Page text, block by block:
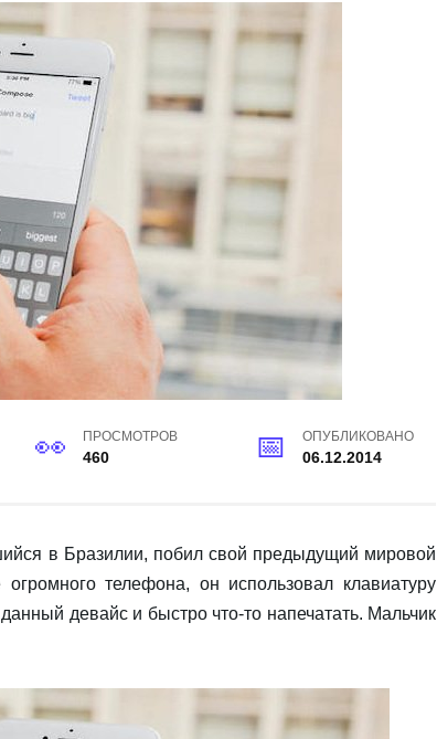
ПРОСМОТРОВ
460
ОПУБЛИКОВАНО
06.12.2014
в Бразилии, побил свой предыдущий мировой
телефона, он использовал клавиатуру
девайс и быстро что-то напечатать. Мальчик